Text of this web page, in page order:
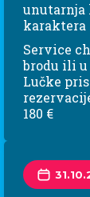
unutarnja
karaktera
Service
brodu ili u
Lučke
180 €